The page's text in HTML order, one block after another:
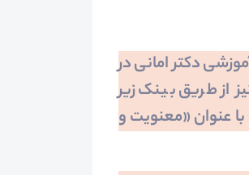
دکتر امانی در
از طریق بینک زیر
یادداشت دکتر رضا امانی را در روزنامه اعتماد مورخ 24 شهریور 1404 با عنوان «معنویت و